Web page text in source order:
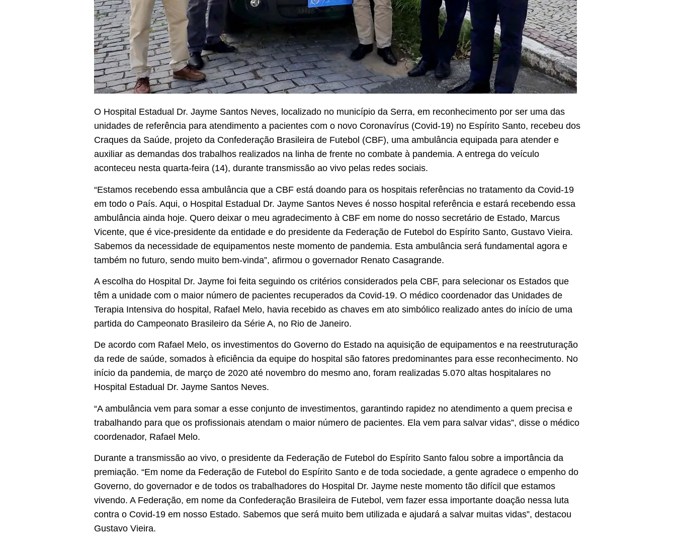
O Hospital Estadual Dr. Jayme Santos Neves, localizado no município da Serra, em reconhecimento por ser uma das
unidades de referência para atendimento a pacientes com o novo Coronavírus (Covid-19) no Espírito Santo, recebeu dos
Craques da Saúde, projeto da Confederação Brasileira de Futebol (CBF), uma ambulância equipada para atender e
auxiliar as demandas dos trabalhos realizados na linha de frente no combate à pandemia. A entrega do veículo
aconteceu nesta quarta-feira (14), durante transmissão ao vivo pelas redes sociais.
“Estamos recebendo essa ambulância que a CBF está doando para os hospitais referências no tratamento da Covid-19
em todo o País. Aqui, o Hospital Estadual Dr. Jayme Santos Neves é nosso hospital referência e estará recebendo essa
ambulância ainda hoje. Quero deixar o meu agradecimento à CBF em nome do nosso secretário de Estado, Marcus
Vicente, que é vice-presidente da entidade e do presidente da Federação de Futebol do Espírito Santo, Gustavo Vieira.
Sabemos da necessidade de equipamentos neste momento de pandemia. Esta ambulância será fundamental agora e
também no futuro, sendo muito bem-vinda”, afirmou o governador Renato Casagrande.
A escolha do Hospital Dr. Jayme foi feita seguindo os critérios considerados pela CBF, para selecionar os Estados que
têm a unidade com o maior número de pacientes recuperados da Covid-19. O médico coordenador das Unidades de
Terapia Intensiva do hospital, Rafael Melo, havia recebido as chaves em ato simbólico realizado antes do início de uma
partida do Campeonato Brasileiro da Série A, no Rio de Janeiro.
De acordo com Rafael Melo, os investimentos do Governo do Estado na aquisição de equipamentos e na reestruturação
da rede de saúde, somados à eficiência da equipe do hospital são fatores predominantes para esse reconhecimento. No
início da pandemia, de março de 2020 até novembro do mesmo ano, foram realizadas 5.070 altas hospitalares no
Hospital Estadual Dr. Jayme Santos Neves.
“A ambulância vem para somar a esse conjunto de investimentos, garantindo rapidez no atendimento a quem precisa e
trabalhando para que os profissionais atendam o maior número de pacientes. Ela vem para salvar vidas”, disse o médico
coordenador, Rafael Melo.
Durante a transmissão ao vivo, o presidente da Federação de Futebol do Espírito Santo falou sobre a importância da
premiação. “Em nome da Federação de Futebol do Espírito Santo e de toda sociedade, a gente agradece o empenho do
Governo, do governador e de todos os trabalhadores do Hospital Dr. Jayme neste momento tão difícil que estamos
vivendo. A Federação, em nome da Confederação Brasileira de Futebol, vem fazer essa importante doação nessa luta
contra o Covid-19 em nosso Estado. Sabemos que será muito bem utilizada e ajudará a salvar muitas vidas”, destacou
Gustavo Vieira.